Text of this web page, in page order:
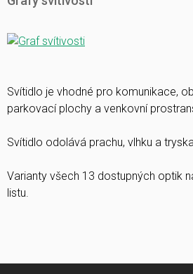
Svítidlo je vhodné pro komunikace,
parkovací plochy a venkovní
Svítidlo odolává prachu, vlhku a
Varianty všech 13 dostupných optik
listu.